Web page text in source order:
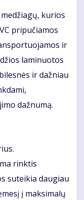
kurios
pripučiamos
ir
laminuotos
ir dažniau
dažnumą.
rinktis
suteikia daugiau
į maksimalų